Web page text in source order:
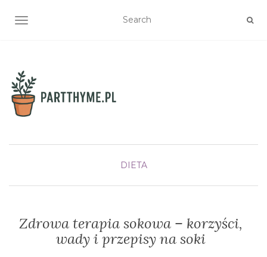
TOGGLE NAVIGATION
DIETA
Zdrowa terapia sokowa – korzyści,
wady i przepisy na soki